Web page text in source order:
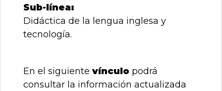
Sub-línea:
Didáctica de la lengua inglesa y
tecnología.
En el siguiente vínculo podrá
consultar la información actualizada